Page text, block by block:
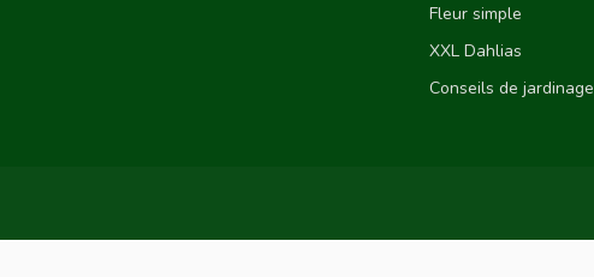
Fleur simple
XXL Dahlias
Conseils de jardinage